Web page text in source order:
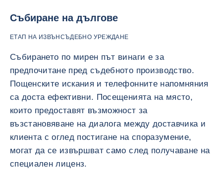
Събиране на дългове
ЕТАП НА ИЗВЪНСЪДЕБНО УРЕЖДАНЕ
Събирането по мирен път винаги е за
предпочитане пред съдебното производство.
Пощенските искания и телефонните напомняния
са доста ефективни. Посещенията на място,
които предоставят възможност за
възстановяване на диалога между доставчика и
клиента с оглед постигане на споразумение,
могат да се извършват само след получаване на
специален лиценз.